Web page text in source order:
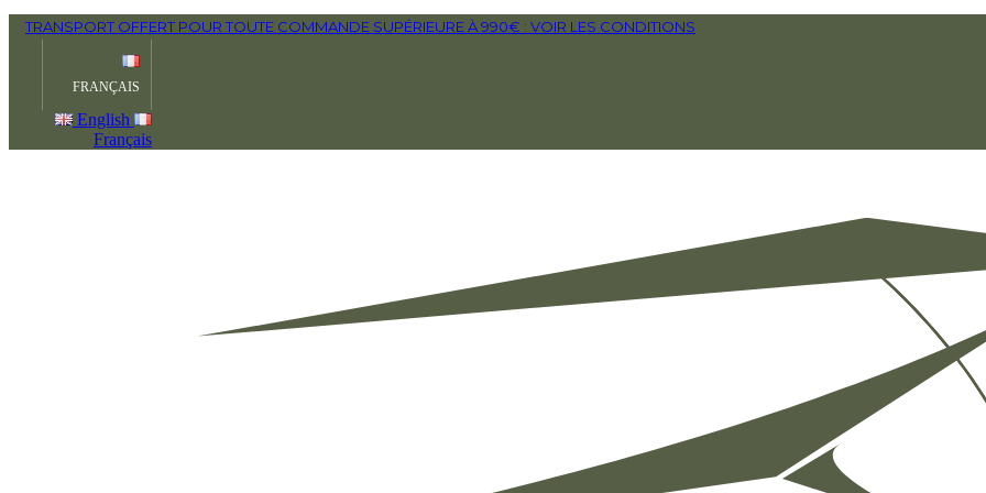
TRANSPORT OFFERT POUR TOUTE COMMANDE SUPÉRIEURE À 990€ : VOIR LES CONDITIONS
FRANÇAIS
English
Français